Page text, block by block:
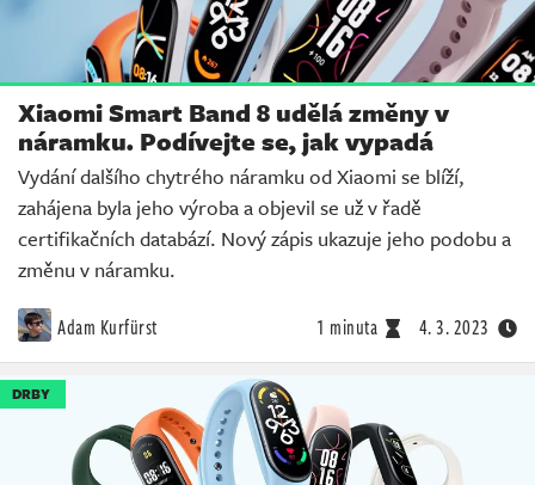
Xiaomi Smart Band 8 udělá změny v
náramku. Podívejte se, jak vypadá
Vydání dalšího chytrého náramku od Xiaomi se blíží,
zahájena byla jeho výroba a objevil se už v řadě
certifikačních databází. Nový zápis ukazuje jeho podobu a
změnu v náramku.
Adam Kurfürst 1 minuta 4. 3. 2023
DRBY